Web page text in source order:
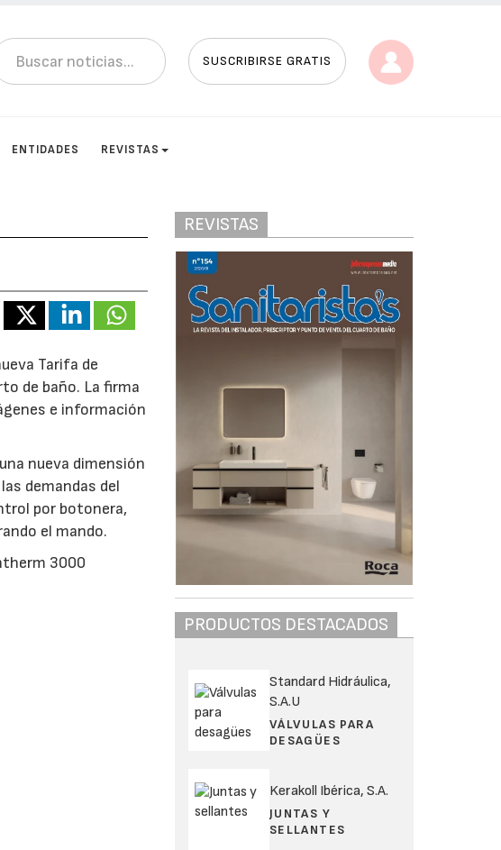
SUSCRIBIRSE GRATIS
ENTIDADES REVISTAS
Tarifa de
de baño. La firma
e información
nueva dimensión
demandas del
por botonera,
el mando.
3000
REVISTAS
PRODUCTOS DESTACADOS
Standard Hidráulica,
S.A.U
VÁLVULAS PARA
DESAGÜES
Kerakoll Ibérica, S.A.
JUNTAS Y
SELLANTES